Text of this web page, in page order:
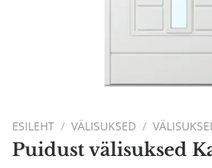
ESILEHT / VÄLISUKSED /
Puidust välisuksed